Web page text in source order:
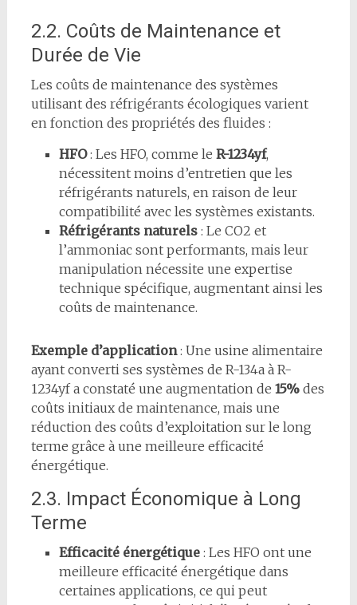
2.2. Coûts de Maintenance et
Durée de Vie
Les coûts de maintenance des systèmes
utilisant des réfrigérants écologiques varient
en fonction des propriétés des fluides :
HFO: Les HFO, comme le R-1234yf,
nécessitent moins d’entretien que les
réfrigérants naturels, en raison de leur
compatibilité avec les systèmes existants.
Réfrigérants naturels: Le CO2 et
l’ammoniac sont performants, mais leur
manipulation nécessite une expertise
technique spécifique, augmentant ainsi les
coûts de maintenance.
Exemple d’application: Une usine alimentaire
ayant converti ses systèmes de R-134a à R-
1234yf a constaté une augmentation de 15%des
coûts initiaux de maintenance, mais une
réduction des coûts d’exploitation sur le long
terme grâce à une meilleure efficacité
énergétique.
2.3. Impact Économique à Long
Terme
Efficacité énergétique: Les HFO ont une
meilleure efficacité énergétique dans
certaines applications, ce qui peut